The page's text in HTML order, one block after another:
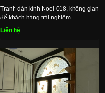
Tranh dán kính Noel-018, không gian
để khách hàng trải nghiệm
Liên hệ